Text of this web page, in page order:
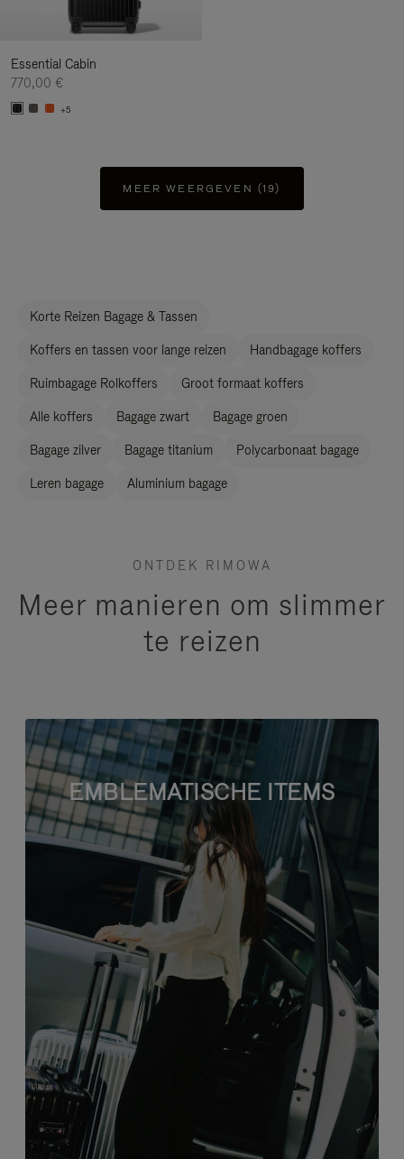
Essential Cabin
770,00 €
+5
MEER WEERGEVEN (19)
Korte Reizen Bagage & Tassen
Koffers en tassen voor lange reizen Handbagage koffers
Ruimbagage Rolkoffers Groot formaat koffers
Alle koffers Bagage zwart Bagage groen
Bagage zilver Bagage titanium Polycarbonaat bagage
Leren bagage Aluminium bagage
ONTDEK RIMOWA
Meer manieren om slimmer
te reizen
EMBLEMATISCHE ITEMS